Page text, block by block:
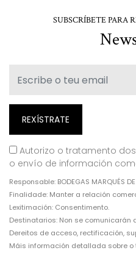
SUBSCRÍBETE PARA
Autorizo o tratamento
o envío de información
Responsable: BODEGAS MARQUÉS
Finalidade: Manter a relación
Lexitimación: Consentimento.
Destinatarios: Non se comunicarán
Dereitos de acceso, rectificación,
Máis información detallada sobre